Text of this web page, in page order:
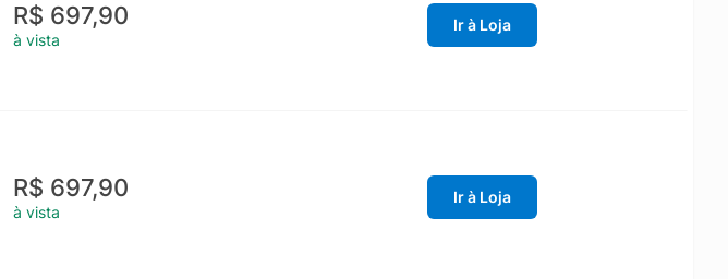
R$ 697,90
à vista
Ir à Loja
R$ 697,90
à vista
Ir à Loja